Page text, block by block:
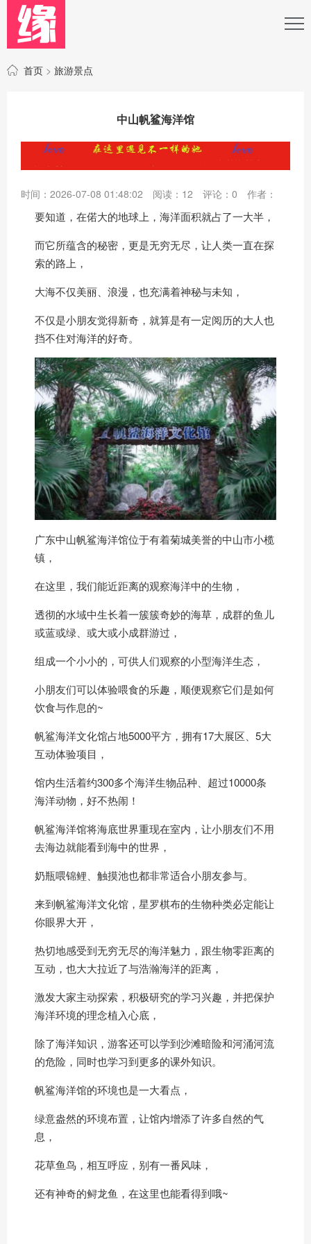
首页 > 旅游景点
中山帆鲨海洋馆
时间：2026-07-08 01:48:02 阅读： 12 评论： 0 作者：
要知道，在偌大的地球上，海洋面积就占了一大半，
而它所蕴含的秘密，更是无穷无尽，让人类一直在探
索的路上，
大海不仅美丽、浪漫，也充满着神秘与未知，
不仅是小朋友觉得新奇，就算是有一定阅历的大人也
挡不住对海洋的好奇。
广东中山帆鲨海洋馆位于有着菊城美誉的中山市小榄
镇，
在这里，我们能近距离的观察海洋中的生物，
透彻的水域中生长着一簇簇奇妙的海草，成群的鱼儿
或蓝或绿、或大或小成群游过，
组成一个小小的，可供人们观察的小型海洋生态，
小朋友们可以体验喂食的乐趣，顺便观察它们是如何
饮食与作息的~
帆鲨海洋文化馆占地5000平方，拥有17大展区、5大
互动体验项目，
馆内生活着约300多个海洋生物品种、超过10000条
海洋动物，好不热闹！
帆鲨海洋馆将海底世界重现在室内，让小朋友们不用
去海边就能看到海中的世界，
奶瓶喂锦鲤、触摸池也都非常适合小朋友参与。
来到帆鲨海洋文化馆，星罗棋布的生物种类必定能让
你眼界大开，
热切地感受到无穷无尽的海洋魅力，跟生物零距离的
互动，也大大拉近了与浩瀚海洋的距离，
激发大家主动探索，积极研究的学习兴趣，并把保护
海洋环境的理念植入心底，
除了海洋知识，游客还可以学到沙滩暗险和河涌河流
的危险，同时也学习到更多的课外知识。
帆鲨海洋馆的环境也是一大看点，
绿意盎然的环境布置，让馆内增添了许多自然的气
息，
花草鱼鸟，相互呼应，别有一番风味，
还有神奇的鲟龙鱼，在这里也能看得到哦~